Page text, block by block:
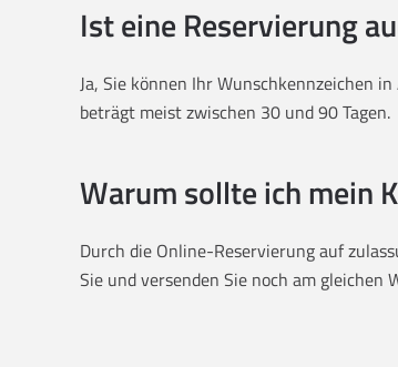
Ist eine Reservierung
Ja, Sie können Ihr Wunschkennzeichen
beträgt meist zwischen 30 und 90 Tagen.
Warum sollte ich mein
Durch die Online-Reservierung auf
Sie und versenden Sie noch am